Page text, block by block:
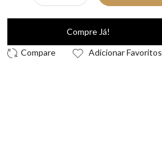
Compre Já!
Adicionar Favoritos